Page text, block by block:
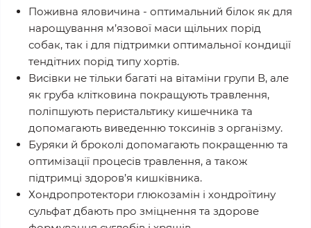
Поживна яловичина - оптимальний білок як для
нарощування м’язової маси щільних порід
собак, так і для підтримки оптимальної кондиції
тендітних порід типу хортів.
Висівки не тільки багаті на вітаміни групи В, але
як груба клітковина покращують травлення,
поліпшують перистальтику кишечника та
допомагають виведенню токсинів з організму.
Буряки й броколі допомагають покращенню та
оптимізації процесів травлення, а також
підтримці здоров’я кишківника.
Хондропротектори глюкозамін і хондроїтину
сульфат дбають про зміцнення та здорове